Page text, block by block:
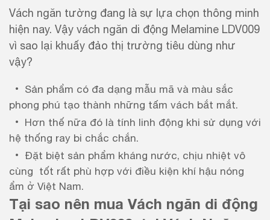
Vách ngăn tường đang là sự lựa chọn thông minh
hiện nay. Vậy vách ngăn di động Melamine LDV009
vì sao lại khuấy đảo thị trường tiêu dùng như
vậy?
Sản phẩm có đa dạng mẫu mã và màu sắc
phong phú tạo thành những tấm vách bắt mắt.
Hơn thế nữa đó là tính linh động khi sử dụng với
hệ thống ray bi chắc chắn.
Đặt biệt sản phẩm kháng nước, chịu nhiệt vô
cùng tốt rất phù hợp với điều kiện khí hậu nóng
ẩm ở Việt Nam.
Tại sao nên mua Vách ngăn di động